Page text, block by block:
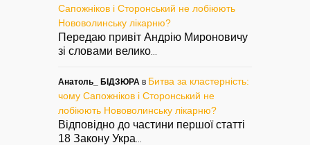
Сапожніков і Сторонський не лобіюють
Нововолинську лікарню?
Передаю привіт Андрію Мироновичу
зі словами велико
Анатоль_ БІДЗЮРА в Битва за кластерність:
чому Сапожніков і Сторонський не
лобіюють Нововолинську лікарню?
Відповідно до частини першої статті
18 Закону Укра